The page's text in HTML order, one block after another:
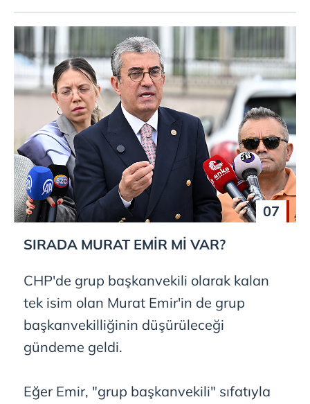
07
SIRADA MURAT EMİR Mİ VAR?
CHP'de grup başkanvekili olarak kalan
tek isim olan Murat Emir'in de grup
başkanvekilliğinin düşürüleceği
gündeme geldi.
Eğer Emir, "grup başkanvekili" sıfatıyla